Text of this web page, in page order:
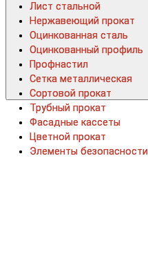
Лист стальной
Нержавеющий прокат
Оцинкованная сталь
Оцинкованный профиль
Профнастил
Сетка металлическая
Сортовой прокат
Трубный прокат
Фасадные кассеты
Цветной прокат
Элементы безопасности
Лист стальной
Нержавеющий прокат
Оцинкованная сталь
Оцинкованный профиль
Профнастил
Сетка металлическая
Сортовой прокат
Трубный прокат
Фасадные кассеты
Цветной прокат
Элементы безопасности